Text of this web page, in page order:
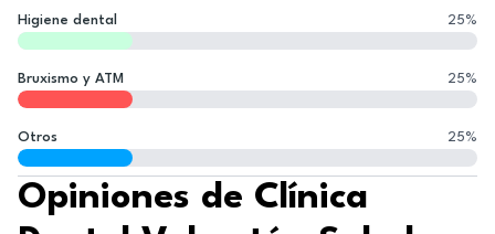
Higiene dental 25%
Bruxismo y ATM 25%
Otros 25%
Opiniones de Clínica